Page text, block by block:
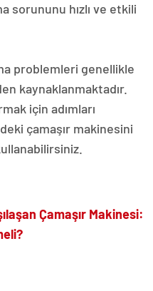
sorununu hızlı ve etkili
problemleri genellikle
kaynaklanmaktadır.
için adımları
çamaşır makinesini
Çamaşır Makinesi: